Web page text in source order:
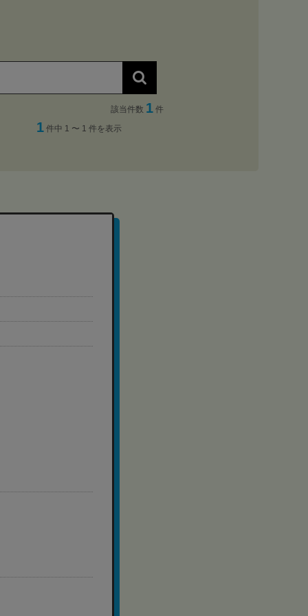
該当件数 1 件
1 件中 1 〜 1 件を表示